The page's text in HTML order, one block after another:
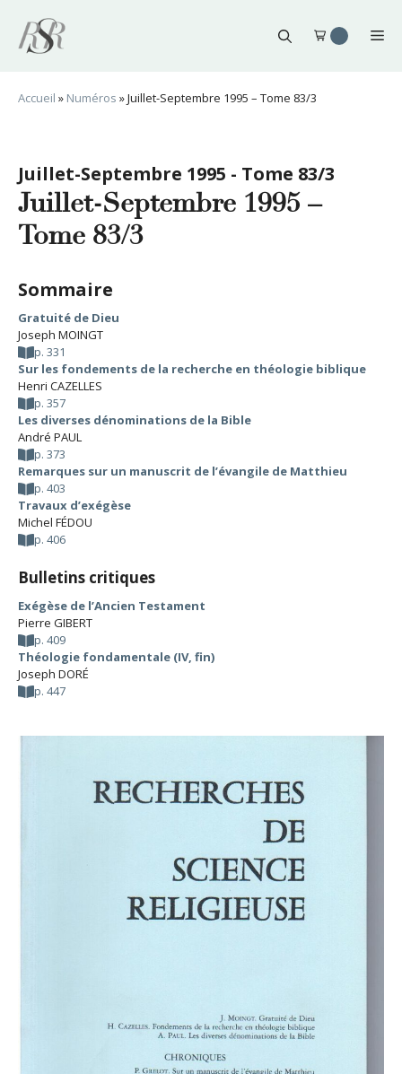
contenu
Accueil » Numéros »Juillet-Septembre 1995 – Tome 83/3
Juillet-Septembre 1995 - Tome 83/3
Juillet-Septembre 1995 –
Tome 83/3
Sommaire
Gratuité de Dieu
Joseph MOINGT
p. 331
Sur les fondements de la recherche en théologie biblique
Henri CAZELLES
p. 357
Les diverses dénominations de la Bible
André PAUL
p. 373
Remarques sur un manuscrit de l’évangile de Matthieu
p. 403
Travaux d’exégèse
Michel FÉDOU
p. 406
Bulletins critiques
Exégèse de l’Ancien Testament
Pierre GIBERT
p. 409
Théologie fondamentale (IV, fin)
Joseph DORÉ
p. 447